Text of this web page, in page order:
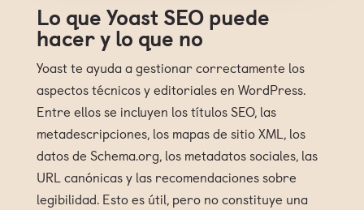
Lo que Yoast SEO puede
hacer y lo que no
Yoast te ayuda a gestionar correctamente los
aspectos técnicos y editoriales en WordPress.
Entre ellos se incluyen los títulos SEO, las
metadescripciones, los mapas de sitio XML, los
datos de Schema.org, los metadatos sociales, las
URL canónicas y las recomendaciones sobre
legibilidad. Esto es útil, pero no constituye una